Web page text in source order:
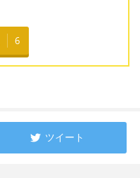
6
ツイート